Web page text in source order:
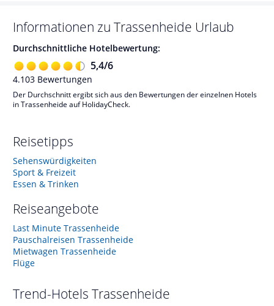
Informationen zu Trassenheide Urlaub
Durchschnittliche Hotelbewertung:
5,4/6
4.103 Bewertungen
Der Durchschnitt ergibt sich aus den Bewertungen der einzelnen Hotels
in Trassenheide auf HolidayCheck.
Reisetipps
Sehenswürdigkeiten
Sport & Freizeit
Essen & Trinken
Reiseangebote
Last Minute Trassenheide
Pauschalreisen Trassenheide
Mietwagen Trassenheide
Flüge
Trend-Hotels Trassenheide